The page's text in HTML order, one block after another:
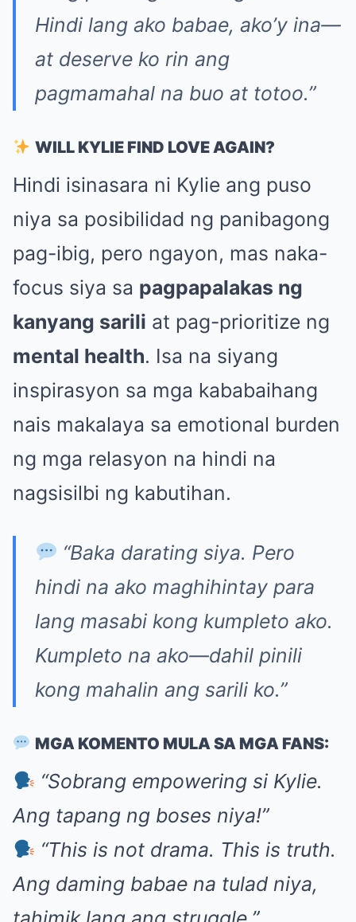
Hindi lang ako babae, ako’y ina—
at deserve ko rin ang
pagmamahal na buo at totoo.”
WILL KYLIE FIND LOVE AGAIN?
Hindi isinasara ni Kylie ang puso
niya sa posibilidad ng panibagong
pag-ibig, pero ngayon, mas naka-
focus siya sa pagpapalakas ng
kanyang sarili at pag-prioritize ng
mental health. Isa na siyang
inspirasyon sa mga kababaihang
nais makalaya sa emotional burden
ng mga relasyon na hindi na
nagsisilbi ng kabutihan.
“Baka darating siya. Pero
hindi na ako maghihintay para
lang masabi kong kumpleto ako.
Kumpleto na ako—dahil pinili
kong mahalin ang sarili ko.”
MGA KOMENTO MULA SA MGA FANS:
“Sobrang empowering si Kylie.
Ang tapang ng boses niya!”
“This is not drama. This is truth.
Ang daming babae na tulad niya,